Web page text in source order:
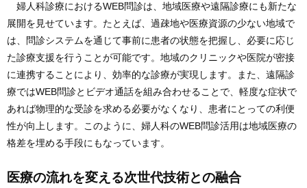
婦人科診療におけるWEB問診は、地域医療や遠隔診療にも新たな
展開を見せています。たとえば、過疎地や医療資源の少ない地域で
は、問診システムを通じて事前に患者の状態を把握し、必要に応じ
た診療支援を行うことが可能です。地域のクリニックや医院が密接
に連携することにより、効率的な診療が実現します。また、遠隔診
療ではWEB問診とビデオ通話を組み合わせることで、軽度な症状で
あれば物理的な受診を求める必要がなくなり、患者にとっての利便
性が向上します。このように、婦人科のWEB問診活用は地域医療の
格差を埋める手段にもなっています。
医療の流れを変える次世代技術との融合